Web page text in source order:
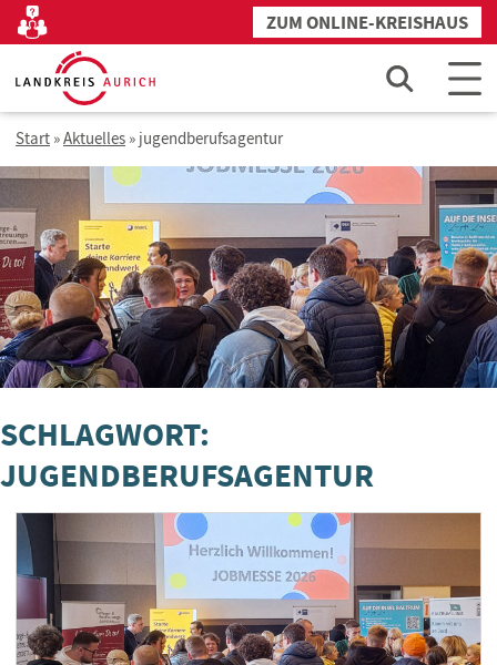
Zum
Inhalt
springen
Kontakt ZUM ONLINE-KREISHAUS
Start »Aktuelles » jugendberufsagentur
SCHLAGWORT:
JUGENDBERUFSAGENTUR